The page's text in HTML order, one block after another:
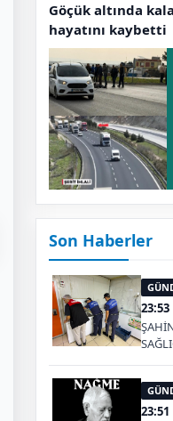
Göçük altında
hayatını kaybetti
Son Haberler
23:53
23:51